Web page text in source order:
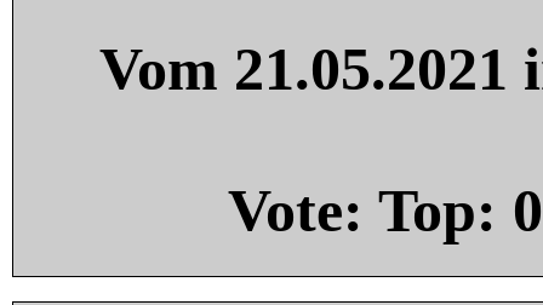
Vom
Vote: Top: 0